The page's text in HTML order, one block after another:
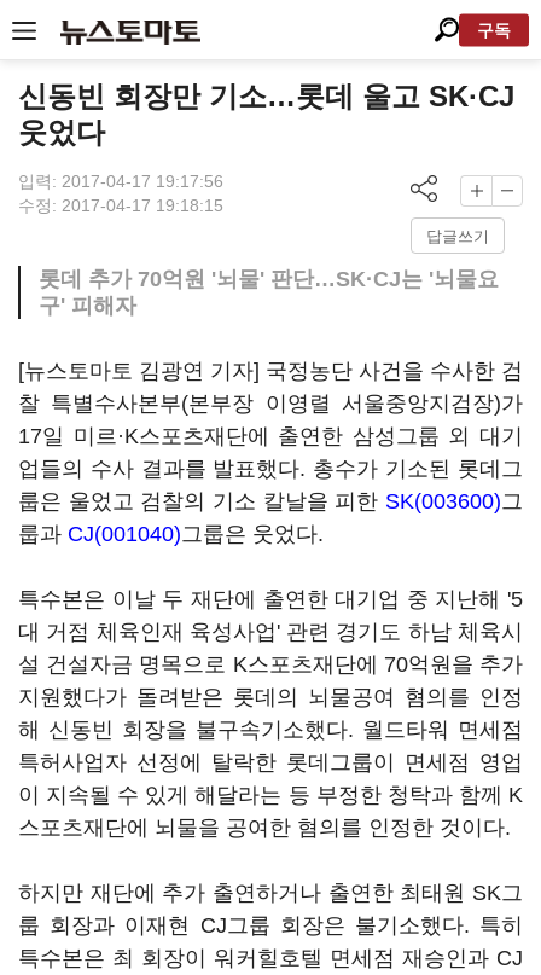
구독
신동빈 회장만 기소…롯데 울고 SK·CJ
웃었다
입력: 2017-04-17 19:17:56
수정: 2017-04-17 19:18:15
답글쓰기
롯데 추가 70억원 '뇌물' 판단…SK·CJ는 '뇌물요
구' 피해자
[뉴스토마토 김광연 기자] 국정농단 사건을 수사한 검
찰 특별수사본부(본부장 이영렬 서울중앙지검장)가
17일 미르·K스포츠재단에 출연한 삼성그룹 외 대기
업들의 수사 결과를 발표했다. 총수가 기소된 롯데그
룹은 울었고 검찰의 기소 칼날을 피한 SK(003600)그
룹과 CJ(001040)그룹은 웃었다.
특수본은 이날 두 재단에 출연한 대기업 중 지난해 '5
대 거점 체육인재 육성사업' 관련 경기도 하남 체육시
설 건설자금 명목으로 K스포츠재단에 70억원을 추가
지원했다가 돌려받은 롯데의 뇌물공여 혐의를 인정
해 신동빈 회장을 불구속기소했다. 월드타워 면세점
특허사업자 선정에 탈락한 롯데그룹이 면세점 영업
이 지속될 수 있게 해달라는 등 부정한 청탁과 함께 K
스포츠재단에 뇌물을 공여한 혐의를 인정한 것이다.
하지만 재단에 추가 출연하거나 출연한 최태원 SK그
룹 회장과 이재현 CJ그룹 회장은 불기소했다. 특히
특수본은 최 회장이 워커힐호텔 면세점 재승인과 CJ